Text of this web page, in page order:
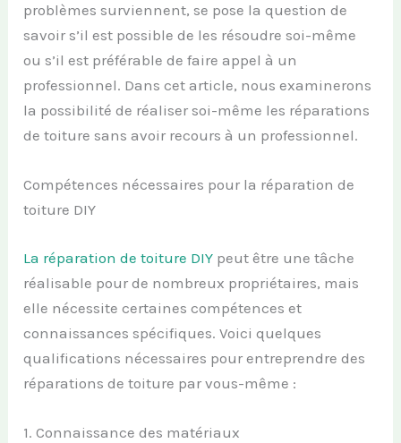
problèmes surviennent, se pose la question de
savoir s’il est possible de les résoudre soi-même
ou s’il est préférable de faire appel à un
professionnel. Dans cet article, nous examinerons
la possibilité de réaliser soi-même les réparations
de toiture sans avoir recours à un professionnel.
Compétences nécessaires pour la réparation de
toiture DIY
La réparation de toiture DIY peut être une tâche
réalisable pour de nombreux propriétaires, mais
elle nécessite certaines compétences et
connaissances spécifiques. Voici quelques
qualifications nécessaires pour entreprendre des
réparations de toiture par vous-même :
1. Connaissance des matériaux